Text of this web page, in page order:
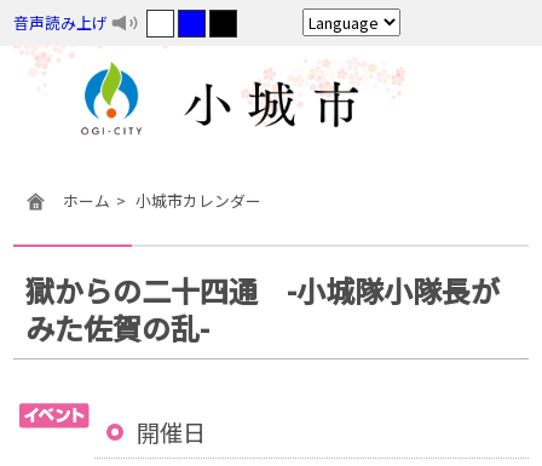
音声読み上げ
ホーム 小城市カレンダー
獄からの二十四通 -小城隊小隊長が
みた佐賀の乱-
開催日